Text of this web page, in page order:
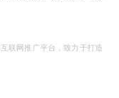
联网推广平台，致力于打造